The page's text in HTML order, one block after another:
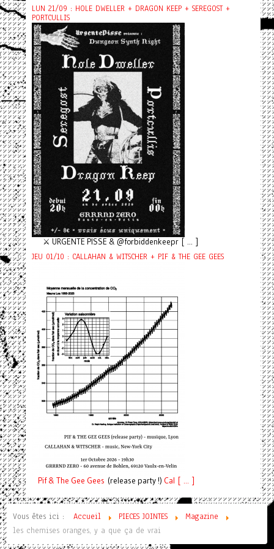
LUN 21/09 : HOLE DWELLER + DRAGON KEEP + SEREGOST +
PORTCULLIS
⚔️ URGENTE PISSE & @forbiddenkeepr [ ... ]
JEU 01/10 : CALLAHAN & WITSCHER + PIF & THE GEE GEES
Pif& The Gee Gees (release party !) Cal [ ... ]
Vous êtes ici : Accueil PIECES JOINTES
Magazine
les chemises oranges, y a que ça de vrai